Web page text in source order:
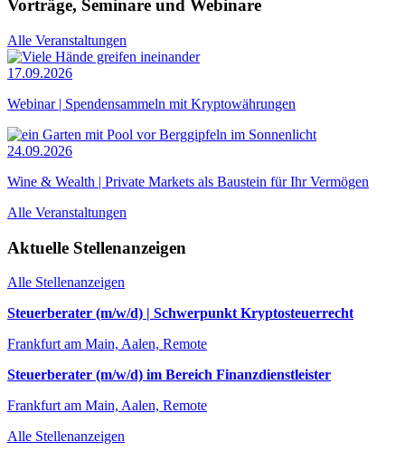
Vorträge, Seminare und Webinare
Alle Veranstaltungen
17.09.2026
Webinar | Spendensammeln mit Kryptowährungen
24.09.2026
Wine & Wealth | Private Markets als Baustein für Ihr Vermögen
Alle Veranstaltungen
Aktuelle Stellenanzeigen
Alle Stellenanzeigen
Steuerberater (m/w/d) | Schwerpunkt Kryptosteuerrecht
Frankfurt am Main, Aalen, Remote
Steuerberater (m/w/d) im Bereich Finanzdienstleister
Frankfurt am Main, Aalen, Remote
Alle Stellenanzeigen